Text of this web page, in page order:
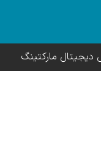
مارکتینگ